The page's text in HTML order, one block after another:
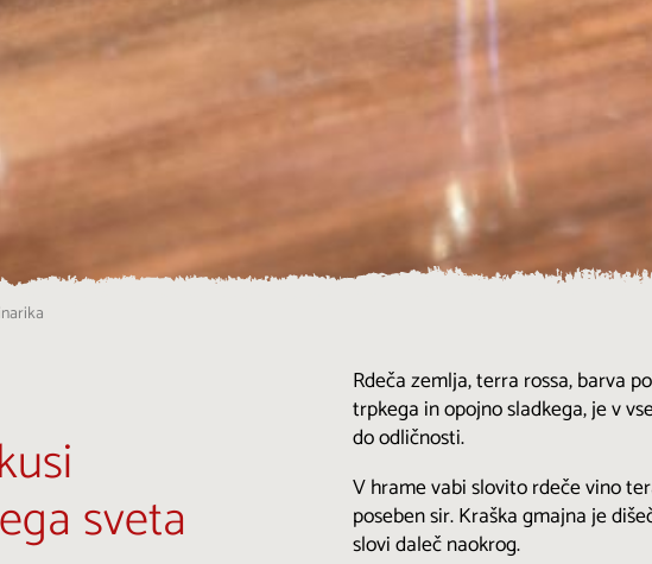
sveta
Rdeča zemlja, terra rossa, barva
trpkega in opojno sladkega, je v
do odličnosti.
V hrame vabi slovito rdeče vino
poseben sir. Kraška gmajna je
slovi daleč naokrog.